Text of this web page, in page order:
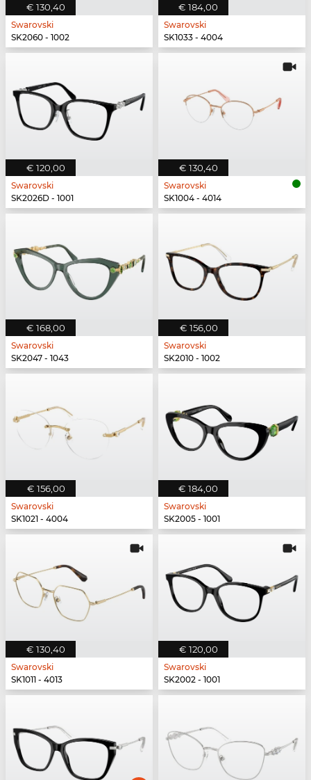
€ 130,40
Swarovski
SK2060 - 1002
€ 184,00
Swarovski
SK1033 - 4004
€ 120,00
Swarovski
SK2026D - 1001
€ 130,40
Swarovski
SK1004 - 4014
€ 168,00
Swarovski
SK2047 - 1043
€ 156,00
Swarovski
SK2010 - 1002
€ 156,00
Swarovski
SK1021 - 4004
€ 184,00
Swarovski
SK2005 - 1001
€ 130,40
Swarovski
SK1011 - 4013
€ 120,00
Swarovski
SK2002 - 1001